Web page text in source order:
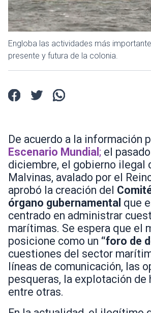
Engloba las actividades más
presente y futura de la colonia.
De acuerdo a la información
Escenario Mundial ; el
diciembre, el gobierno ilegal
Malvinas, avalado por el
aprobó la creación del
órgano gubernamental que
centrado en administrar
marítimas. Se espera que el
posicione como un “foro de
cuestiones del sector
líneas de comunicación, las
pesqueras, la explotación de
entre otras.